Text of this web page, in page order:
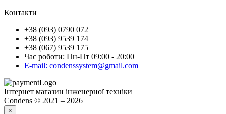
Контакти
+38 (093) 0790 072
+38 (093) 9539 174
+38 (067) 9539 175
Час роботи: Пн-Пт 09:00 - 20:00
E-mail: condenssystem@gmail.com
Інтернет магазин інженерної техніки
Condens © 2021 – 2026
×